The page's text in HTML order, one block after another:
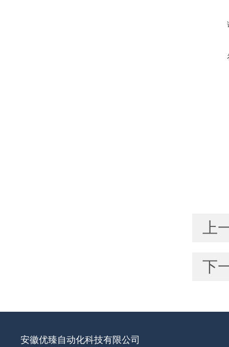
上
下
安徽优臻自动化科技有限公司